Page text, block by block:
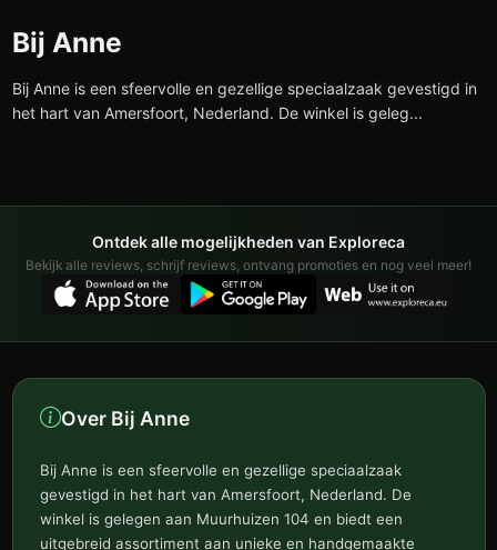
Bij Anne
Bij Anne is een sfeervolle en gezellige speciaalzaak gevestigd in
het hart van Amersfoort, Nederland. De winkel is geleg...
Ontdek alle mogelijkheden van Exploreca
Bekijk alle reviews, schrijf reviews, ontvang promoties en nog veel meer!
Over Bij Anne
Bij Anne is een sfeervolle en gezellige speciaalzaak
gevestigd in het hart van Amersfoort, Nederland. De
winkel is gelegen aan Muurhuizen 104 en biedt een
uitgebreid assortiment aan unieke en handgemaakte